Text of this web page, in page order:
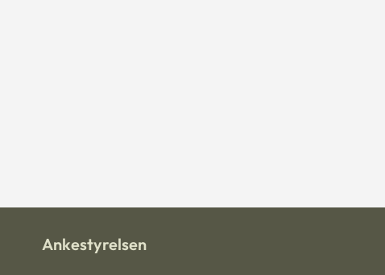
Ankestyrelsen